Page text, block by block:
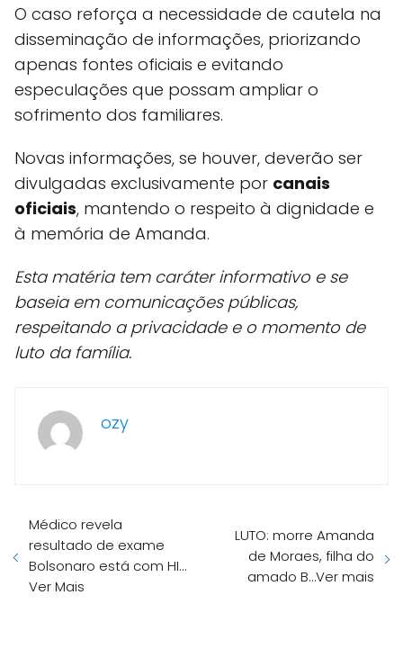
O caso reforça a necessidade de cautela na
disseminação de informações, priorizando
apenas fontes oficiais e evitando
especulações que possam ampliar o
sofrimento dos familiares.
Novas informações, se houver, deverão ser
divulgadas exclusivamente por canais
oficiais, mantendo o respeito à dignidade e
à memória de Amanda.
Esta matéria tem caráter informativo e se
baseia em comunicações públicas,
respeitando a privacidade e o momento de
luto da família.
ozy
Médico revela
resultado de exame
Bolsonaro está com HI…
Ver Mais
LUTO: morre Amanda
de Moraes, filha do
amado B…Ver mais